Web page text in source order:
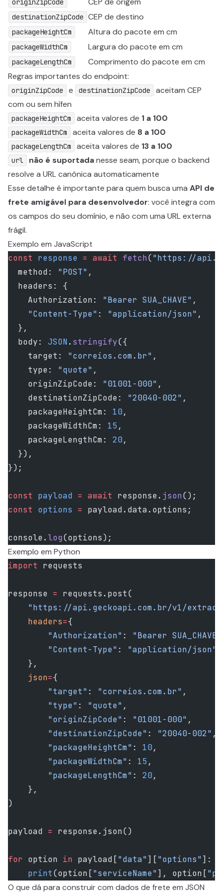
originZipCode
destinationZipCode CEP de destino
packageHeightCm Altura do pacote em cm
packageWidthCm Largura do pacote em cm
packageLengthCm
Comprimento do pacote em cm
Regras importantes do endpoint:
originZipCode e destinationZipCode
aceitam CEP
com ou sem hífen
packageHeightCm aceita valores de 1 a 100
packageWidthCm aceita valores de 8 a 100
packageLengthCm aceita valores de 13 a 100
url não é suportadanesse seam, porque o backend
resolve a URL canônica automaticamente
Esse detalhe é importante para quem busca uma API de
frete amigável para desenvolvedor: você integra com
os campos do seu domínio, e não com uma URL externa
frágil.
Exemplo em JavaScript
const response = await fetch("https://
  method:
"POST" ,
  headers: {
    Authorization:
"Bearer SUA_CHAVE" ,
    "Content-Type"
: "application/json" ,
  },
  body:
JSON. stringify({
    target:
"correios.com.br" ,
    type:
"quote" ,
    originZipCode:
"01001-000" ,
    destinationZipCode:
"20040-002" ,
    packageHeightCm:
10,
    packageWidthCm:
15 ,
    packageLengthCm:
20,
  }),
});
const payload = await response. json();
const options = payload.data.options;
console.log(options);
Exemplo em Python
import requests
response = requests.post(
"https://api.geckoapi.com.br/v1/
    headers
={
        "Authorization"
: "Bearer SUA_CHAVE"
        "Content-Type"
: "application/json"
    },
    json
={
        "target"
: "correios.com.br" ,
        "type"
: "quote" ,
        "originZipCode"
: "01001-000" ,
        "destinationZipCode"
: "20040-002" ,
        "packageHeightCm"
: 10,
        "packageWidthCm"
: 15 ,
        "packageLengthCm"
: 20,
    },
)
payload = response.json()
for option in payload["data"]["options"]:
    print
(option["serviceName"], option[
O que dá para construir com dados de frete em JSON